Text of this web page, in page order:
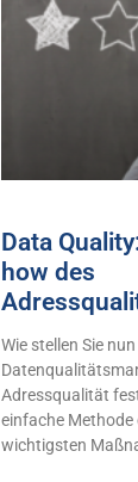
Data
how des
Wie stellen Sie
Adressqualität
einfache Methode
wichtigsten